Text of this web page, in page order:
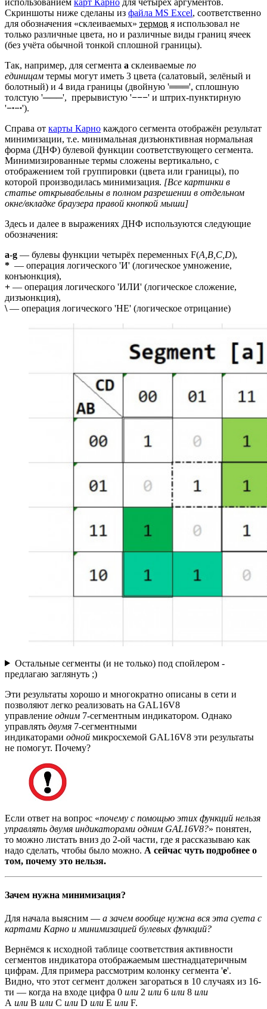
Скриншоты ниже сделаны из файла MS Excel, соответственно
для обозначения «склеиваемых» термов я использовал не
только различные цвета, но и различные виды границ ячеек
(без учёта обычной тонкой сплошной границы).
Так, например, для сегмента a склеиваемые по
единицам термы могут иметь 3 цвета (салатовый, зелёный и
болотный) и 4 вида границы (двойную '═══', сплошную
толстую '───', прерывистую '−−−' и штрих-пунктирную
'−∙−∙').
Справа от карты Карно каждого сегмента отображён результат
минимизации, т.е. минимальная дизъюнктивная нормальная
форма (ДНФ) булевой функции соответствующего сегмента.
Минимизированные термы сложены вертикально, с
отображением той группировки (цвета или границы), по
которой производилась минимизация. [Все картинки в
статье открывабельны в полном разрешении в отдельном
окне/вкладке браузера правой кнопкой мыши]
Здесь и далее в выражениях ДНФ используются следующие
обозначения:
a-g — булевы функции четырёх переменных F(A,B,C,D),
* — операция логического 'И' (логическое умножение,
конъюнкция),
+ — операция логического 'ИЛИ' (логическое сложение,
дизъюнкция),
\— операция логического 'НЕ' (логическое отрицание)
Остальные сегменты (и не только) под спойлером -
предлагаю заглянуть ;)
Эти результаты хорошо и многократно описаны в сети и
позволяют легко реализовать на GAL16V8
управление одним 7-сегментным индикатором. Однако
управлять двумя 7-сегментными
индикаторами одной микросхемой GAL16V8 эти результаты
не помогут. Почему?
Если ответ на вопрос «почему с помощью этих функций нельзя
управлять двумя индикаторами одним GAL16V8?» понятен,
то можно листать вниз до 2-ой части, где я рассказываю как
надо сделать, чтобы было можно. А сейчас чуть подробнее о
том, почему это нельзя.
Зачем нужна минимизация?
Для начала выясним — а зачем вообще нужна вся эта суета с
картами Карно и минимизацией булевых функций?
Вернёмся к исходной таблице соответствия активности
сегментов индикатора отображаемым шестнадцатеричным
цифрам. Для примера рассмотрим колонку сегмента 'e'.
Видно, что этот сегмент должен загораться в 10 случаях из 16-
ти — когда на входе цифра 0 или 2 или 6 или 8 или
A или B или C или D или E или F.